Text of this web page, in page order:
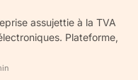
assujettie à la TVA
Plateforme,